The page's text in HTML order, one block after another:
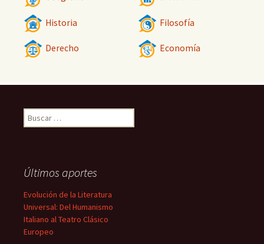
Historia Filosofía
Derecho Economía
Buscar:
Últimos aportes
Evolución de la Literatura
Universal: Del Humanismo
Italiano al Teatro Clásico
Europeo